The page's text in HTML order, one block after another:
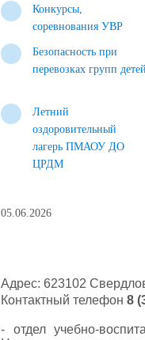
Конкурсы,
соревнования УВР
Безопасность при
перевозках групп детей
Летний
оздоровительный
лагерь ПМАОУ ДО
ЦРДМ
05.06.2026
Адрес: 623102
Контактный телефон 8
- отдел учебно-